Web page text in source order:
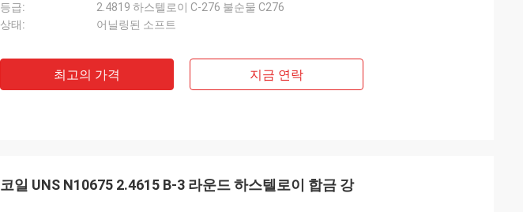
등급:
2.4819 하스텔로이 C-276 불순물 C276
상태:
어닐링된 소프트
최고의 가격 지금 연락
코일 UNS N10675 2.4615 B-3 라운드 하스텔로이 합금 강